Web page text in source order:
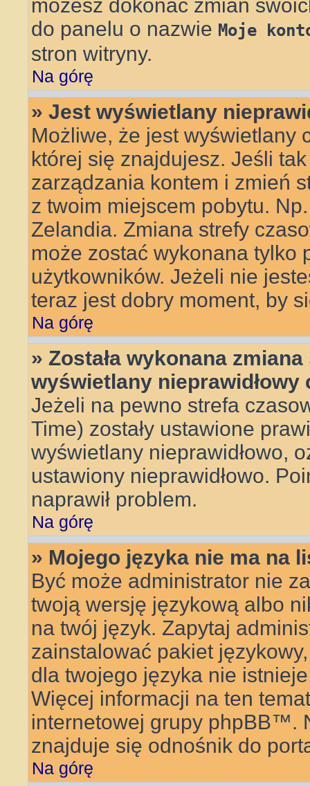
możesz dokonać zmian
do panelu o nazwie Moje
stron witryny.
Na górę
» Jest wyświetlany
Możliwe, że jest wyświetlany
której się znajdujesz. Jeśli
zarządzania kontem i zmień
z twoim miejscem pobytu.
Zelandia. Zmiana strefy
może zostać wykonana tylko
użytkowników. Jeżeli nie
teraz jest dobry moment, by
Na górę
» Została wykonana
wyświetlany nieprawidłowy
Jeżeli na pewno strefa
Time) zostały ustawione
wyświetlany nieprawidłowo,
ustawiony nieprawidłowo.
naprawił problem.
Na górę
» Mojego języka nie ma na
Być może administrator nie
twoją wersję językową albo
na twój język. Zapytaj
zainstalować pakiet
dla twojego języka nie
Więcej informacji na ten
internetowej grupy phpBB™.
znajduje się odnośnik do
Na górę